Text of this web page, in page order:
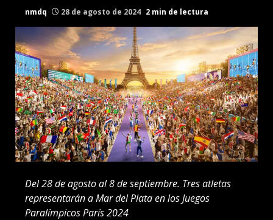
nmdq 28 de agosto de 2024 2 min de lectura
Del 28 de agosto al 8 de septiembre. Tres atletas
representarán a Mar del Plata en los Juegos
Paralímpicos París 2024